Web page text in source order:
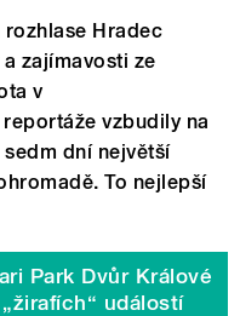
rozhlase Hradec
zajímavosti ze
v
vzbudily na
dní největší
To nejlepší
Park Dvůr Králové
událostí